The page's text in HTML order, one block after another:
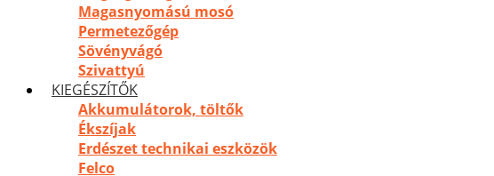
Magasnyomású mosó
Permetezőgép
Sövényvágó
Szivattyú
KIEGÉSZÍTŐK
Akkumulátorok, töltők
Ékszíjak
Erdészet technikai eszközök
Felco